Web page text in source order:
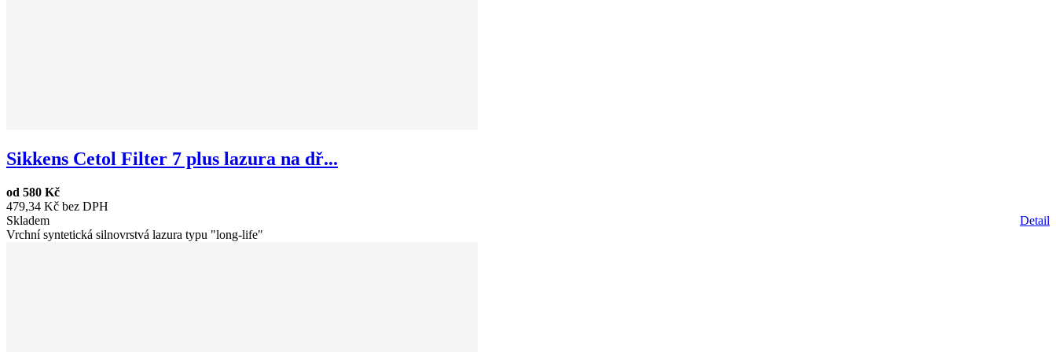
Sikkens Cetol Filter 7 plus lazura na dř...
od 580 Kč
479,34 Kč bez DPH
Detail
Skladem
Vrchní syntetická silnovrstvá lazura typu "long-life"